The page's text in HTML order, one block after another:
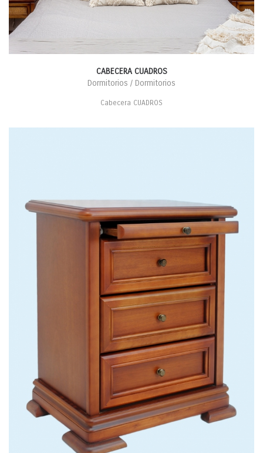
CABECERA CUADROS
Dormitorios / Dormitorios
Cabecera CUADROS